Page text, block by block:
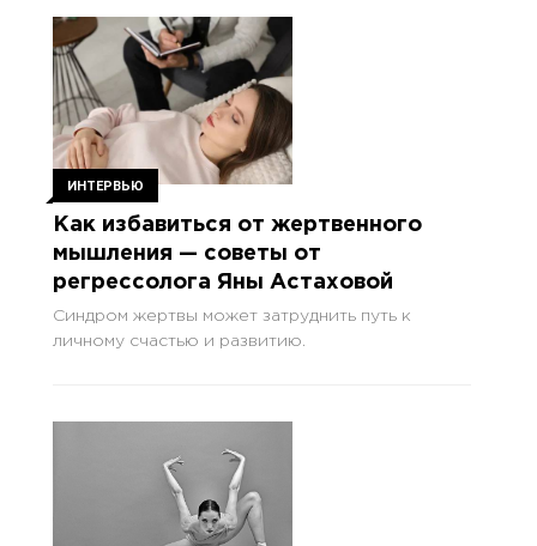
ИНТЕРВЬЮ
Как избавиться от жертвенного
мышления — советы от
регрессолога Яны Астаховой
Синдром жертвы может затруднить путь к
личному счастью и развитию.